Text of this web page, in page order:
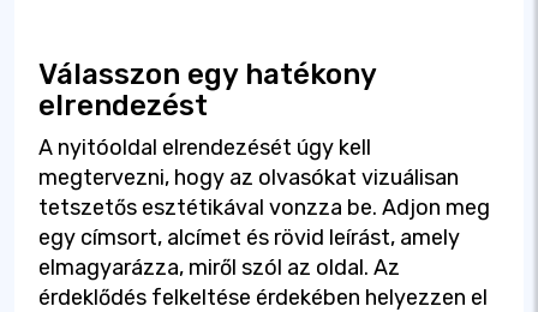
Válasszon egy hatékony
elrendezést
A nyitóoldal elrendezését úgy kell
megtervezni, hogy az olvasókat vizuálisan
tetszetős esztétikával vonzza be. Adjon meg
egy címsort, alcímet és rövid leírást, amely
elmagyarázza, miről szól az oldal. Az
érdeklődés felkeltése érdekében helyezzen el